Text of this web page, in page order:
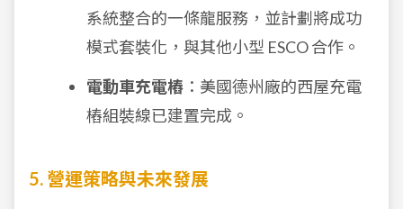
系統整合的一條龍服務，並計劃將成功
模式套裝化，與其他小型 ESCO 合作。
電動車充電樁 ：美國德州廠的西屋充電
樁組裝線已建置完成。
5. 營運策略與未來發展